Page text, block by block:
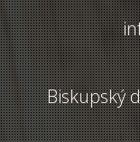
Biskupský